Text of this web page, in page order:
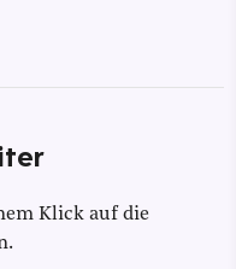
Klick auf die